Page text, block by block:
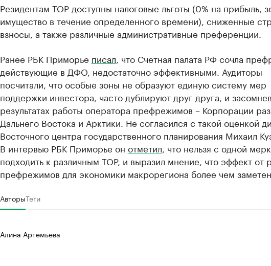
Резидентам ТОР доступны налоговые льготы (0% на прибыль,
имущество в течение определенного времени), сниженные
взносы, а также различные административные преференции.
Ранее РБК Приморье писал , что Счетная палата РФ сочла
действующие в ДФО, недостаточно эффективными. Аудиторы
посчитали, что особые зоны не образуют единую систему мер
поддержки инвестора, часто дублируют друг друга, и
результатах работы оператора префрежимов – Корпорации
Дальнего Востока и Арктики. Не согласился с такой оценкой
Восточного центра государственного планирования Михаил
В интервью РБК Приморье он отметил , что нельзя с одной
подходить к различным ТОР, и выразил мнение, что эффект от
префрежимов для экономики макрорегиона более чем заметен.
АвторыТеги
Алина Артемьева